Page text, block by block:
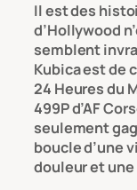
Il est des
d’Hollywood
semblent
Kubica est de
24 Heures du
499P d’AF
seulement
boucle d’une
douleur et